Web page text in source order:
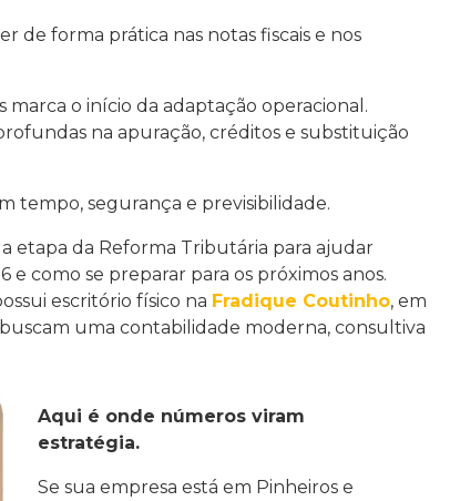
de forma prática nas notas fiscais e nos
marca o início da adaptação operacional.
na apuração, créditos e substituição
tempo, segurança e previsibilidade.
etapa da Reforma Tributária para ajudar
como se preparar para os próximos anos.
escritório físico na Fradique Coutinho, em
uma contabilidade moderna, consultiva
Aqui é onde números viram
estratégia.
Se sua empresa está em Pinheiros e